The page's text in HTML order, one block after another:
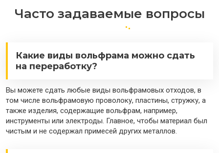
Часто задаваемые вопросы
Какие виды вольфрама можно сдать
на переработку?
Вы можете сдать любые виды вольфрамовых отходов, в
том числе вольфрамовую проволоку, пластины, стружку, а
также изделия, содержащие вольфрам, например,
инструменты или электроды. Главное, чтобы материал был
чистым и не содержал примесей других металлов.